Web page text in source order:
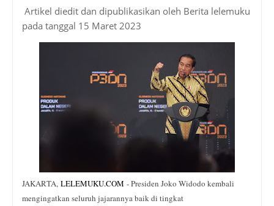
Artikel diedit dan dipublikasikan oleh Berita lelemuku
pada tanggal 15 Maret 2023
JAKARTA, LELEMUKU.COM - Presiden Joko Widodo kembali
mengingatkan seluruh jajarannya baik di tingkat